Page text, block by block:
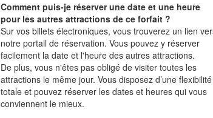
Comment puis-je réserver une date et une heure
pour les autres attractions de ce forfait ?
Sur vos billets électroniques, vous trouverez un lien
notre portail de réservation. Vous pouvez y réserver
facilement la date et l'heure des autres attractions.
De plus, vous n'êtes pas obligé de visiter toutes les
attractions le même jour. Vous disposez d’une flexibilité
totale et pouvez réserver les dates et heures qui vous
conviennent le mieux.